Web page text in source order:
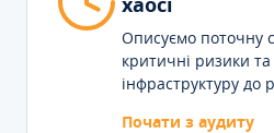
Описуємо поточну
критичні ризики та
інфраструктуру до
Почати з аудиту